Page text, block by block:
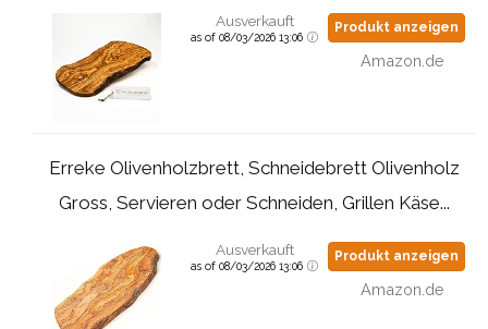
Ausverkauft
as of 08/03/2026 13:06
Produkt anzeigen
Amazon.de
Erreke Olivenholzbrett, Schneidebrett Olivenholz
Gross, Servieren oder Schneiden, Grillen Käse...
Ausverkauft
as of 08/03/2026 13:06
Produkt anzeigen
Amazon.de